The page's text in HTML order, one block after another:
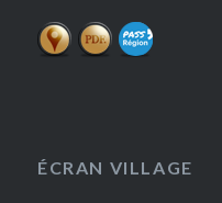
ÉCRAN VILLAGE